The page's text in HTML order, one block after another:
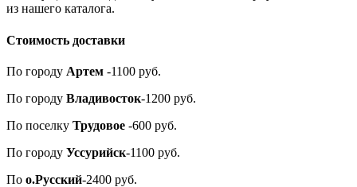
из нашего каталога.
Стоимость доставки
По городу Артем -1100 руб.
По городу Владивосток-1200 руб.
По поселку Трудовое -600 руб.
По городу Уссурийск-1100 руб.
По о.Русский-2400 руб.